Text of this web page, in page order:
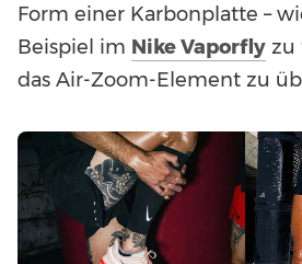
Form einer Karbonplatte –
Beispiel im Nike Vaporfly zu
das Air-Zoom-Element zu